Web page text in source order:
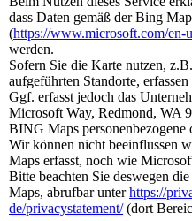
dass Daten gemäß der Bing
(https://www.microsoft.com/en-
werden.
Sofern Sie die Karte nutzen,
aufgeführten Standorte,
Ggf. erfasst jedoch das
Microsoft Way, Redmond, WA
BING Maps personenbezogene
Wir können nicht beeinflussen
Maps erfasst, noch wie
Bitte beachten Sie deswegen
Maps, abrufbar unterhttps://
de/privacystatement/(dort